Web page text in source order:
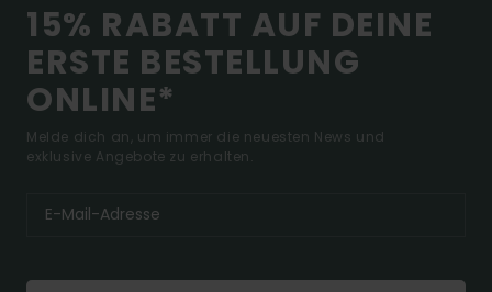
15% RABATT AUF DEINE
ERSTE BESTELLUNG
ONLINE*
Melde dich an, um immer die neuesten News und
exklusive Angebote zu erhalten.